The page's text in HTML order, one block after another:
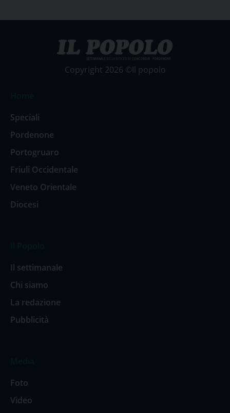
Copyright 2026 ©Il popolo
Speciali
Pordenone
Portogruaro
Friuli Occidentale
Veneto Orientale
Diocesi
Il settimanale
Chi siamo
La redazione
Pubblicità
Foto
Video